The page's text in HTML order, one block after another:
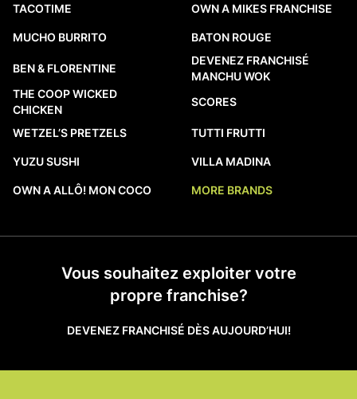
TACOTIME
MUCHO BURRITO
BEN & FLORENTINE
THE COOP WICKED
CHICKEN
WETZEL’S PRETZELS
YUZU SUSHI
OWN A ALLÔ! MON COCO
OWN A MIKES FRANCHISE
BATON ROUGE
DEVENEZ FRANCHISÉ
MANCHU WOK
SCORES
TUTTI FRUTTI
VILLA MADINA
MORE BRANDS
Vous souhaitez exploiter votre
propre franchise?
DEVENEZ FRANCHISÉ DÈS AUJOURD’HUI!